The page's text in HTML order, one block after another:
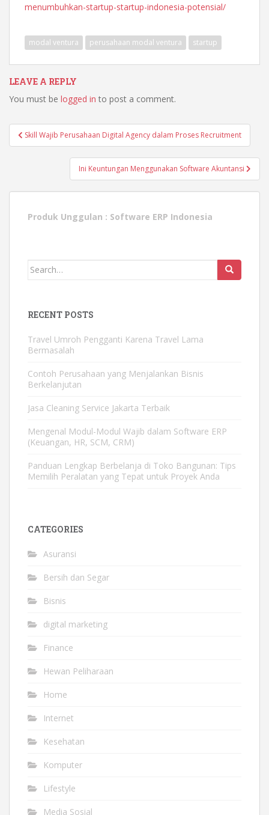
menumbuhkan-startup-startup-indonesia-potensial/
modal ventura perusahaan modal ventura startup
LEAVE A REPLY
You must be logged in to post a comment.
Post
navigation
Skill Wajib Perusahaan Digital Agency dalam Proses Recruitment
Ini Keuntungan Menggunakan Software Akuntansi
Produk Unggulan : Software ERP Indonesia
Search
RECENT POSTS
Travel Umroh Pengganti Karena Travel Lama
Bermasalah
Contoh Perusahaan yang Menjalankan Bisnis
Berkelanjutan
Jasa Cleaning Service Jakarta Terbaik
Mengenal Modul-Modul Wajib dalam Software ERP
(Keuangan, HR, SCM, CRM)
Panduan Lengkap Berbelanja di Toko Bangunan: Tips
Memilih Peralatan yang Tepat untuk Proyek Anda
CATEGORIES
Asuransi
Bersih dan Segar
Bisnis
digital marketing
Finance
Hewan Peliharaan
Home
Internet
Kesehatan
Komputer
Lifestyle
Media Sosial